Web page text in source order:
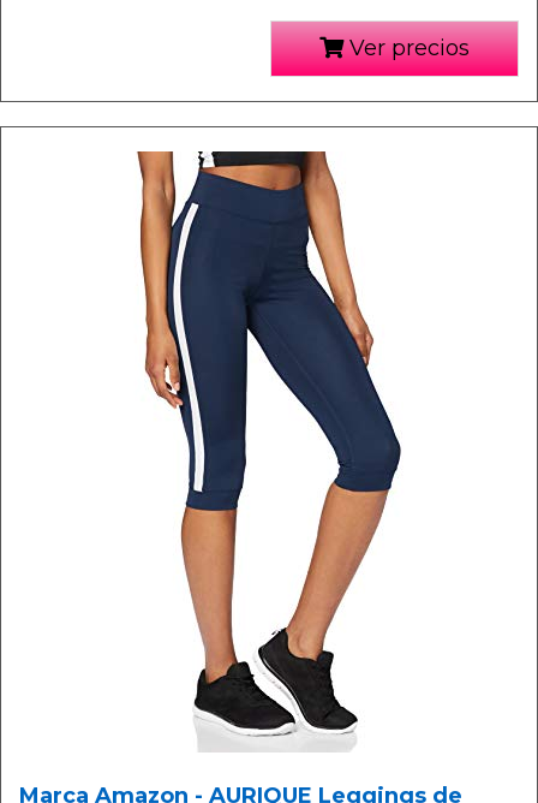
Ver precios
Marca Amazon - AURIQUE Leggings de